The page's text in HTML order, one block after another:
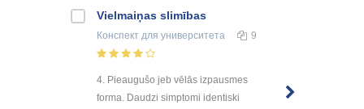
Vielmaiņas slimības
Конспект для университета 9
4. Pieaugušo jeb vēlās izpausmes
forma. Daudzi simptomi identiski